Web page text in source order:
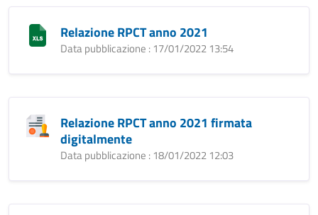
Relazione RPCT anno 2021
Data pubblicazione : 17/01/2022 13:54
Relazione RPCT anno 2021 firmata
digitalmente
Data pubblicazione : 18/01/2022 12:03